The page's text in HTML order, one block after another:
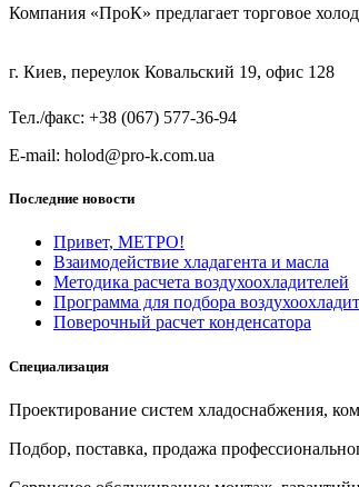
Компания «ПроК» предлагает торговое
г. Киев, переулок Ковальский 19, офис 128
Тел./факс: +38 (067) 577-36-94
E-mail: holod@pro-k.com.ua
Последние новости
Привет, МЕТРО!
Взаимодействие хладагента и масла
Методика расчета воздухоохладителей
Программа для подбора
Поверочный расчет конденсатора
Специализация
Проектирование систем хладоснабжения,
Подбор, поставка, продажа